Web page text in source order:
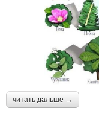
читать дальше →